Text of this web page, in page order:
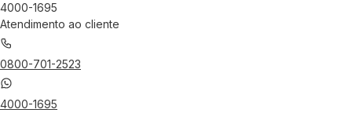
4000-1695
Atendimento ao cliente
0800-701-2523
4000-1695